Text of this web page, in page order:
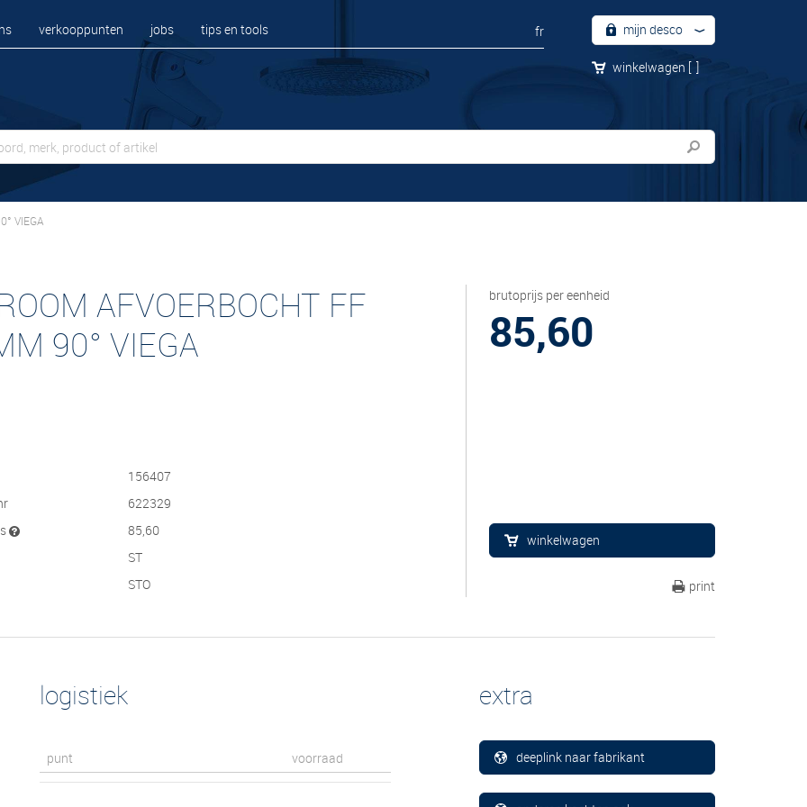
verkooppunten jobs tips en tools fr mijn desco
winkelwagen [ ]
VIEGA
AFVOERBOCHT FF
90° VIEGA
156407
622329
85,60
ST
STO
brutoprijs per eenheid
85,60
winkelwagen
print
logistiek
punt voorraad
extra
deeplink naar fabrikant